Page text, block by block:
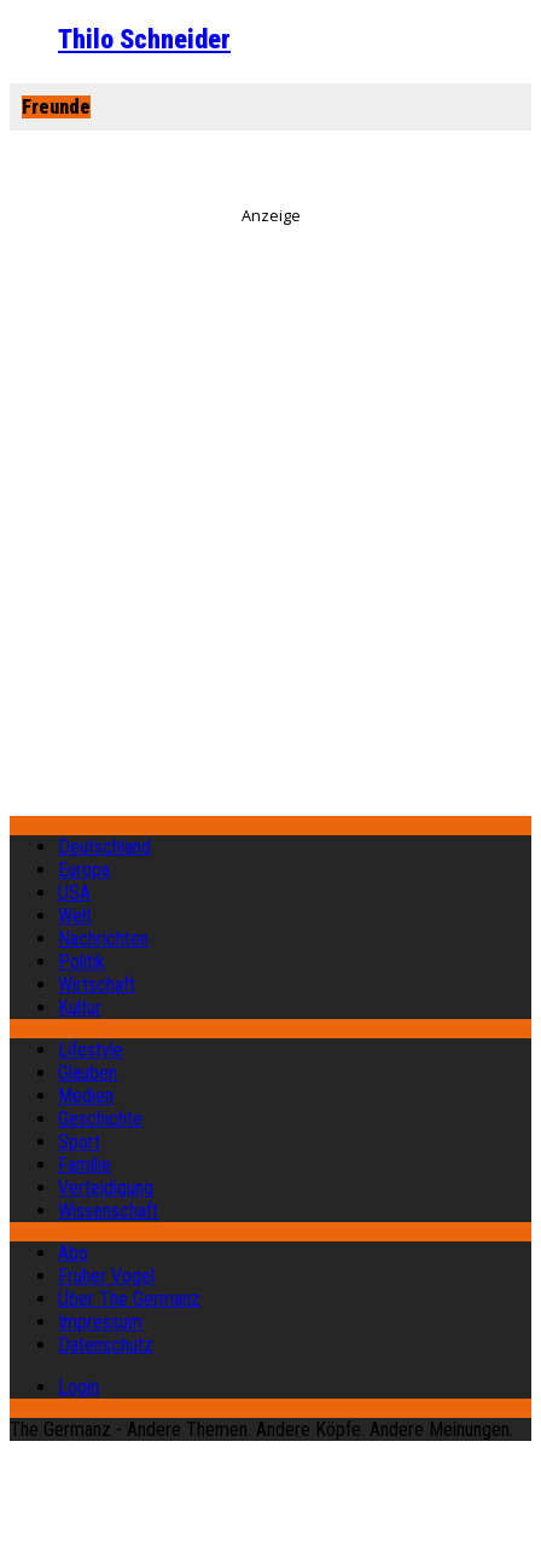
Thilo Schneider
Freunde
Anzeige
Deutschland
Europa
USA
Welt
Nachrichten
Politik
Wirtschaft
Kultur
Lifestyle
Glauben
Medien
Geschichte
Sport
Familie
Verteidigung
Wissenschaft
Abo
Früher Vogel
Über The Germanz
Impressum
Datenschutz
Login
The Germanz - Andere Themen. Andere Köpfe. Andere Meinungen.